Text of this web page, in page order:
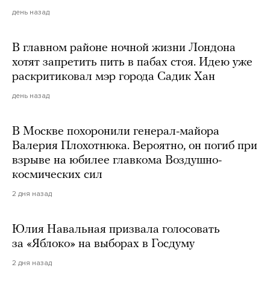
день назад
В главном районе ночной жизни Лондона
хотят запретить пить в пабах стоя. Идею уже
раскритиковал мэр города Садик Хан
день назад
В Москве похоронили генерал-майора
Валерия Плохотнюка. Вероятно, он погиб при
взрыве на юбилее главкома Воздушно-
космических сил
2 дня назад
Юлия Навальная призвала голосовать
за «Яблоко» на выборах в Госдуму
2 дня назад